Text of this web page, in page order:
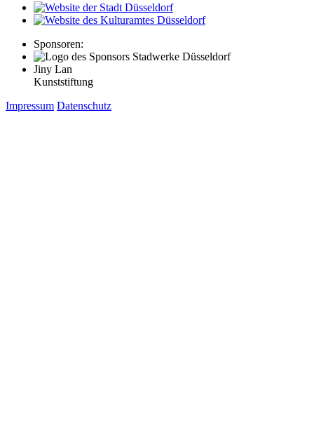
Sponsoren:
Jiny Lan
Kunststiftung
Impressum Datenschutz